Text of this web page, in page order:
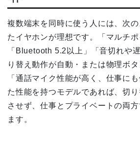
複数端末を同時に使う人には、次の
たイヤホンが理想です。「マルチポ
「Bluetooth 5.2以上」「音切れや
り替え動作が自動・または物理ボタ
「通話マイク性能が高く、仕事に
た性能を持つモデルであれば、切
させず、仕事とプライベートの両
ます。